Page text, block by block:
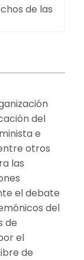
de las
del
e
otros
las
el debate
del
de
el
de